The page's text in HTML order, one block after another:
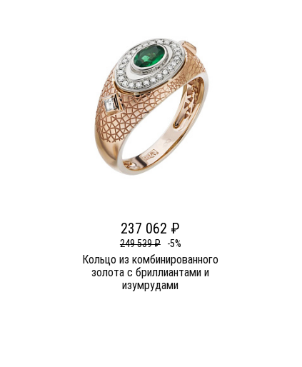
237 062 ₽
249 539 ₽ -5%
Кольцо из комбинированного
золота c бриллиантами и
изумрудами